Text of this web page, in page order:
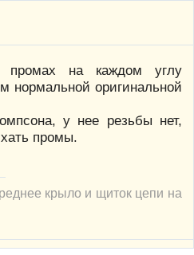
на каждом углу
нормальной оригинальной
у нее резьбы нет,
промы.
крыло и щиток цепи на